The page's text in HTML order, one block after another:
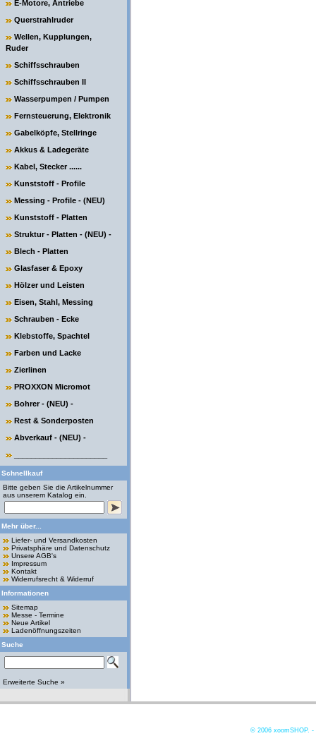
E-Motore, Antriebe
Querstrahlruder
Wellen, Kupplungen,
Ruder
Schiffsschrauben
Schiffsschrauben II
Wasserpumpen / Pumpen
Fernsteuerung, Elektronik
Gabelköpfe, Stellringe
Akkus & Ladegeräte
Kabel, Stecker ......
Kunststoff - Profile
Messing - Profile - (NEU)
Kunststoff - Platten
Struktur - Platten - (NEU) -
Blech - Platten
Glasfaser & Epoxy
Hölzer und Leisten
Eisen, Stahl, Messing
Schrauben - Ecke
Klebstoffe, Spachtel
Farben und Lacke
Zierlinen
PROXXON Micromot
Bohrer - (NEU) -
Rest & Sonderposten
Abverkauf - (NEU) -
Schnellkauf
Bitte geben Sie die Artikelnummer
aus unserem Katalog ein.
Mehr über...
Liefer- und Versandkosten
Privatsphäre und Datenschutz
Unsere AGB's
Impressum
Kontakt
Widerrufsrecht & Widerruf
Informationen
Sitemap
Messe - Termine
Neue Artikel
Ladenöffnungszeiten
Suche
Erweiterte Suche »
© 2006 xoomSHOP. -